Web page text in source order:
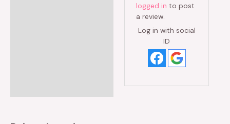
logged in to post
a review.
Log in with social
ID